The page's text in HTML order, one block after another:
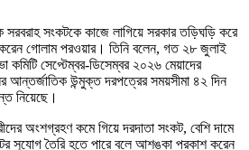
সংকটকে কাজে লাগিয়ে সরকার তড়িঘড়ি করে
গোলাম পরওয়ার। তিনি বলেন, গত ২৮ জুলাই
কমিটি সেপ্টেম্বর-ডিসেম্বর ২০২৬ মেয়াদের
আন্তর্জাতিক উন্মুক্ত দরপত্রের সময়সীমা ৪২ দিন
নিয়েছে।
অংশগ্রহণ কমে গিয়ে দরদাতা সংকট, বেশি দামে
সুযোগ তৈরি হতে পারে বলে আশঙ্কা প্রকাশ করেন